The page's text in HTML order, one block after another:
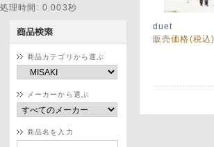
処理時間: 0.003秒
商品カテゴリから選ぶ
メーカーから選ぶ
商品名を入力
duet
販売価格(税込